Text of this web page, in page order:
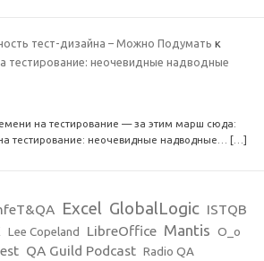
тест-дизайна – Можно Подумать к
тестирование: неочевидные надводные
на тестирование — за этим марш сюда:
тестирование: неочевидные надводные… […]
Excel GlobalLogic ISTQB
Lee Copeland LibreOffice Mantis O_o
QA Guild Podcast Radio QA